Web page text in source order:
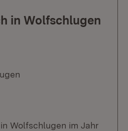
in Wolfschlugen
Wolfschlugen im Jahr